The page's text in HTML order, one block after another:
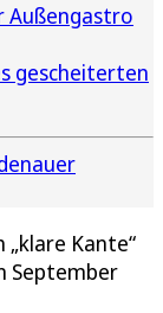
Außengastro
gescheiterten
„klare Kante“
September